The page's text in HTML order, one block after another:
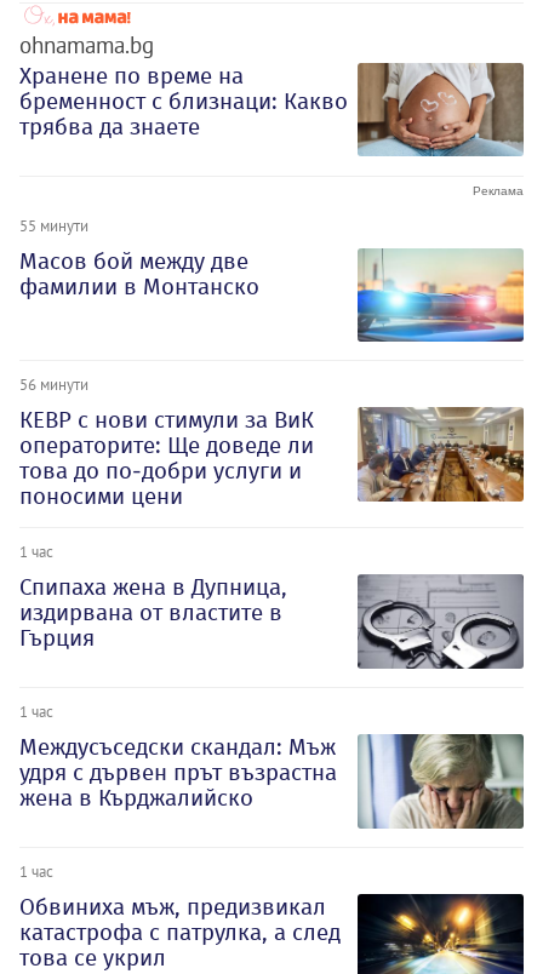
ohnamama.bg
Хранене по време на
бременност с близнаци: Какво
трябва да знаете
55 минути
Масов бой между две
фамилии в Монтанско
56 минути
КЕВР с нови стимули за ВиК
операторите: Ще доведе ли
това до по-добри услуги и
поносими цени
1 час
Спипаха жена в Дупница,
издирвана от властите в
Гърция
1 час
Междусъседски скандал: Мъж
удря с дървен прът възрастна
жена в Кърджалийско
1 час
Обвиниха мъж, предизвикал
катастрофа с патрулка, а след
това се укрил